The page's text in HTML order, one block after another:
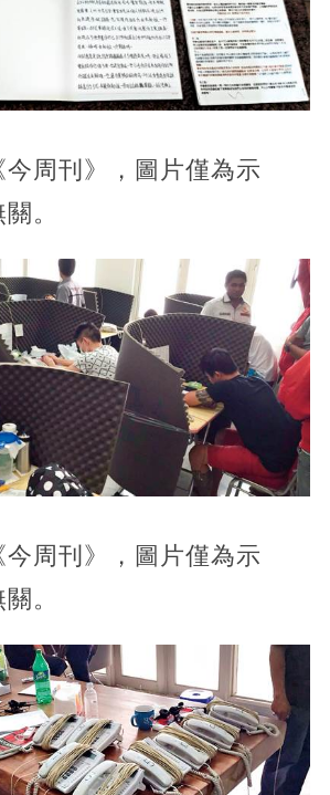
今周刊》，圖片僅為示
。
今周刊》，圖片僅為示
。